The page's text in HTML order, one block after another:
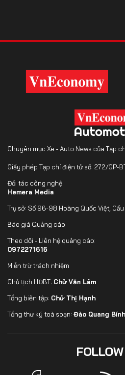
Chuyên mục Xe - Auto News của Tạp
Giấy phép Tạp chí điện tử số: 272/
Đối tác công nghệ:
Hemera Media
Trụ sở: Số 96-98 Hoàng Quốc Việt, Cầu
Báo giá Quảng cáo
Theo dõi - Liên hệ quảng cáo:
0972271616
Miễn trừ trách nhiệm
Chủ tịch HĐBT: Chử Văn Lâm
Tổng biên tập: Chử Thị Hạnh
Tổng thư ký toà soạn: Đào Quang Bính